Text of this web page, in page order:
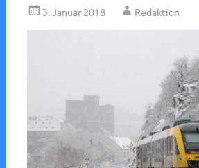
3. Januar 2018 Redaktion